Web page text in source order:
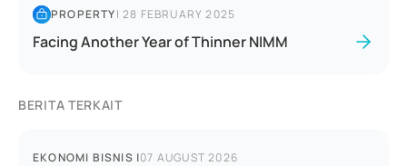
PROPERTY|28 FEBRUARY 2025
Facing Another Year of Thinner NIMM
BERITA TERKAIT
EKONOMI BISNIS |07 AUGUST 2026